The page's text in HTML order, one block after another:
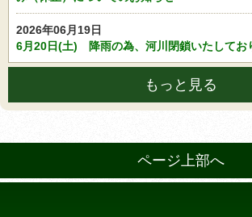
2026年06月19日
6月20日(土) 降雨の為、河川閉鎖いたしてお
もっと見る
ページ上部へ